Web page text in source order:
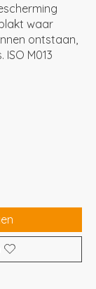
waar
ontstaan,
M013